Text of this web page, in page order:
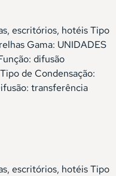
escritórios, hotéis Tipo
Gama: UNIDADES
difusão
de Condensação:
transferência
escritórios, hotéis Tipo